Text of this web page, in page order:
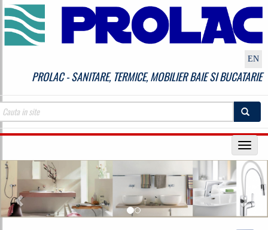
EN
PROLAC - SANITARE, TERMICE, MOBILIER BAIE SI BUCATARIE